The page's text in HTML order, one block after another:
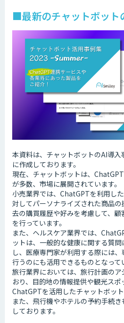
■最新のチャットボット
本資料は、チャットボットのAI導
に作成しております。
現在、チャットボットは、
が多数、市場に展開されています。
小売業界では、ChatGPTを利用し
対してパーソナライズされた商品
去の購買履歴や好みを考慮して、
を行っています。
また、ヘルスケア業界では、
ットは、一般的な健康に関する質
し、医療専門家が利用する際には
行うのにも活用できるものとなって
旅行業界においては、旅行計画の
おり、目的地の情報提供や観光ス
ChatGPTを活用したチャットボット
また、飛行機やホテルの予約手続
しております。